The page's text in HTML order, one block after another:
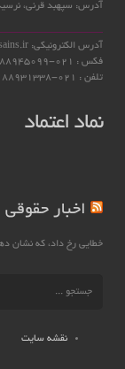
آدرس: سپهبد قرنی، نرسیده
آدرس الکترونیکی: info@parsains.ir
فکس : 021-88945099
تلفن : 021-88931338
نماد اعتماد
اخبار حقوقی
خطایی رخ داد، که نشان
نقشه سایت